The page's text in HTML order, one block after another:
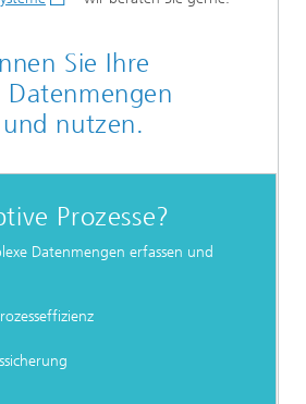
Sie Ihre
nutzen.
Prozesse?
Datenmengen erfassen und